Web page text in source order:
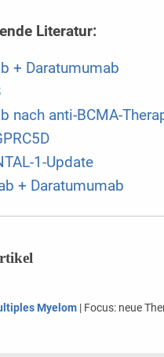
Literatur:
+ Daratumumab
nach anti-BCMA-
1-Update
+ Daratumumab
Myelom| Focus: neue